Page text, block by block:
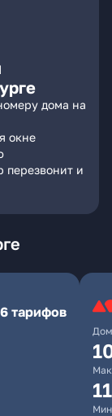
дома на
окне
перезвонит и
6 тарифов